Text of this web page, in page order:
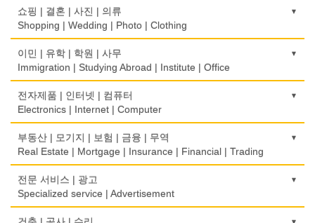
떡집/방앗간
Rice Cake
Fish Market
Restaurant
식당장비
Food Equipment
식품점
Korean Food
Food Manufacturing
의사-검안의
Optometrist
보청기
Hearing Aid
Bidet
Psychologist/Psychiatrist
안경점
Optical Stores
의료기구
Medical Instruments
쇼핑 | 결혼 | 사진 | 의류
Shopping | Wedding | Photo | Clothing
한복집
Korean Costume
유리/거울/액자
Glass/Mirror/Frame
Children's Ware
Wedding
인터넷 쇼핑
이민 | 유학 | 학원 | 사무
Immigration | Studying Abroad | Institute | Office
이민/유학
Immigration/Studying Abroad
사무기기
Office Equipment
Stationery/Office Equipment
전자제품 | 인터넷 | 컴퓨터
Electronics | Internet | Computer
금전등록기
Cash Register
인터넷 서비스/까페
Internet Service/Cafe
전자제품 판매/수리
부동산 | 모기지 | 보험 | 금융 | 무역
Real Estate | Mortgage | Insurance | Financial | Trading
도매
Wholesale
모기지
전문 서비스 | 광고
Specialized service | Advertisement
광고/그래픽 디자인